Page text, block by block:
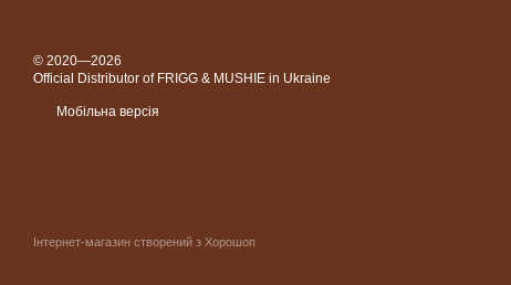
© 2020—2026
Official Distributor of FRIGG & MUSHIE in Ukraine
Мобільна версія
Інтернет-магазин створений з Хорошоп